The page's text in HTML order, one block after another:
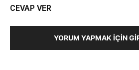
CEVAP VER
YORUM YAPMAK İÇIN